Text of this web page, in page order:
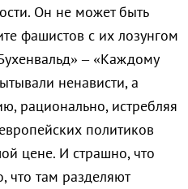
Он не может быть
фашистов с их лозунгом
– «Каждому
ненависти, а
рационально, истребляя
политиков
цене. И страшно, что
что там разделяют